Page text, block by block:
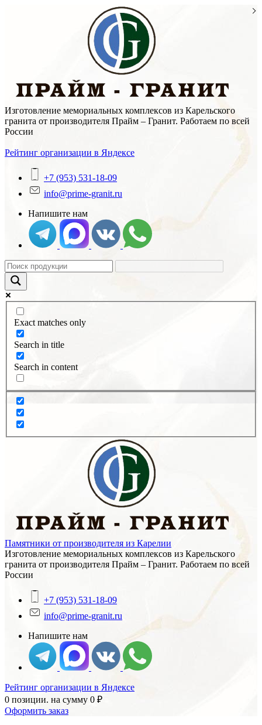
Изготовление мемориальных комплексов из Карельского
гранита от производителя Прайм – Гранит. Работаем по всей
России
Рейтинг организации в Яндексе
+7 (953) 531-18-09
info@prime-granit.ru
Напишите нам
Exact matches only
Search in title
Search in content
Памятники от производителя из Карелии
Изготовление мемориальных комплексов из Карельского
гранита от производителя Прайм – Гранит. Работаем по всей
России
+7 (953) 531-18-09
info@prime-granit.ru
Напишите нам
Рейтинг организации в Яндексе
0 позиции. на сумму 0 ₽
Оформить заказ